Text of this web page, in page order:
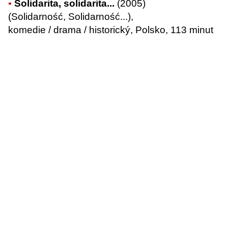
Solidarita, solidarita... (2005)
(Solidarność, Solidarność...),
komedie / drama / historický, Polsko, 113 minut